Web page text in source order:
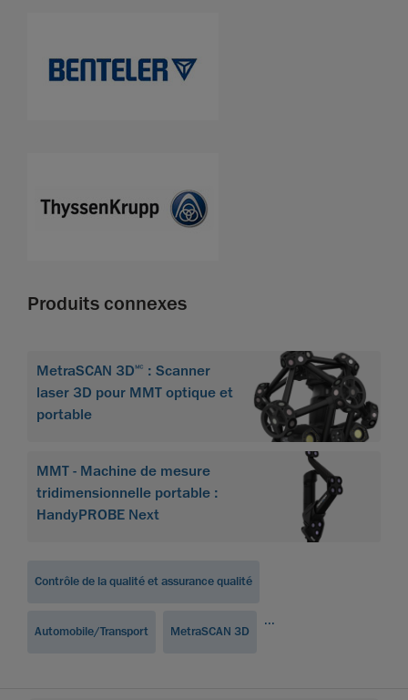
Produits connexes
MetraSCAN 3D🅪 : Scanner
laser 3D pour MMT optique et
portable
MMT - Machine de mesure
tridimensionnelle portable :
HandyPROBE Next
Contrôle de la qualité et assurance qualité
Automobile/Transport MetraSCAN 3D
...